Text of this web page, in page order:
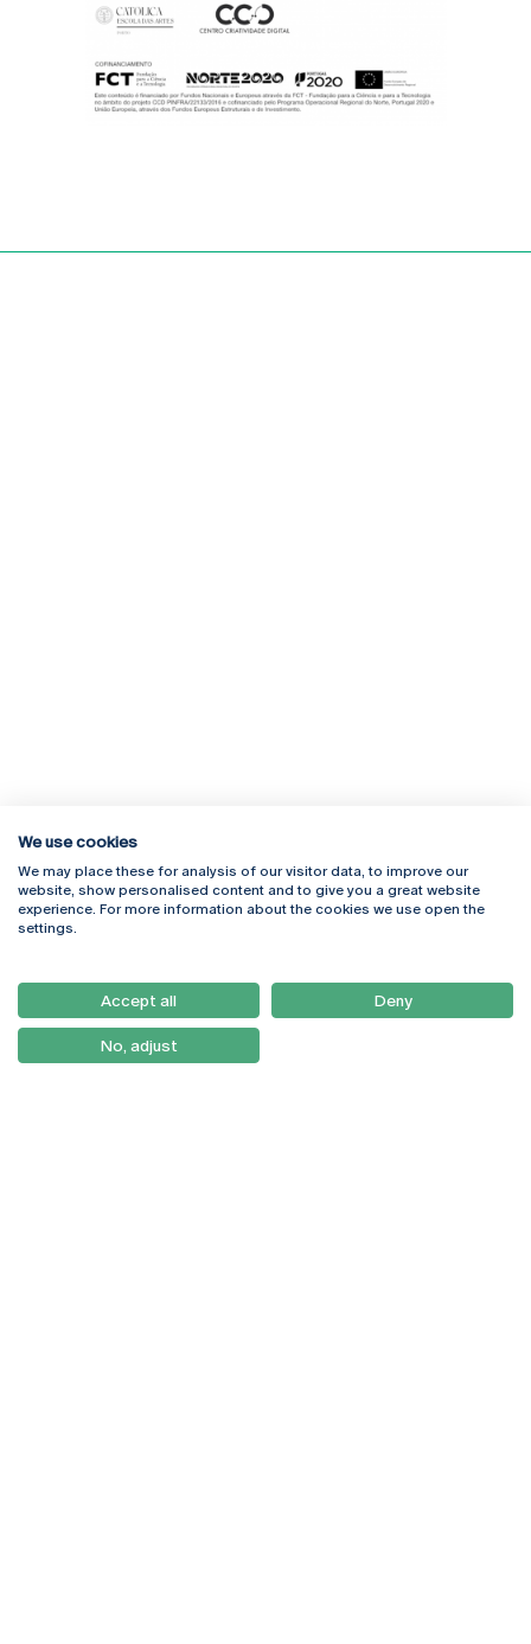
Rua Diogo Botelho 1327
4169-005 Porto
+351 226 196 240
Campus Online
Webmail
Como Chegar
Newsletter
We use cookies
We may place these for analysis of our visitor data, to improve our
website, show personalised content and to give you a great website
experience. For more information about the cookies we use open the
settings.
Accept all Deny
No, adjust